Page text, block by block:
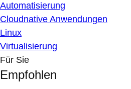
Automatisierung
Cloudnative Anwendungen
Linux
Virtualisierung
Für Sie
Empfohlen